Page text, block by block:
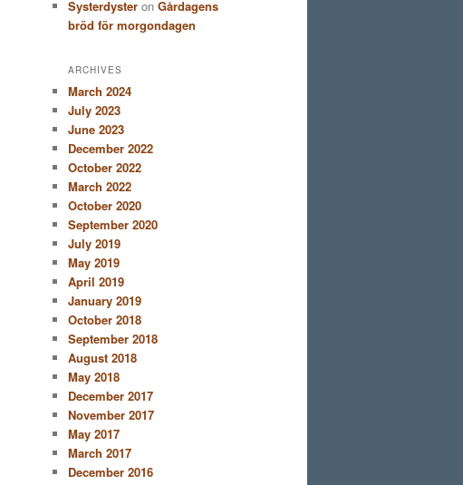
Systerdyster on Gårdagens
bröd för morgondagen
ARCHIVES
March 2024
July 2023
June 2023
December 2022
October 2022
March 2022
October 2020
September 2020
July 2019
May 2019
April 2019
January 2019
October 2018
September 2018
August 2018
May 2018
December 2017
November 2017
May 2017
March 2017
December 2016